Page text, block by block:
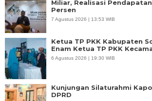
Miliar, Realisasi
Persen
7 Agustus 2026 | 13:53 WIB
Ketua TP PKK Kabupaten
Enam Ketua TP PKK
6 Agustus 2026 | 19:30 WIB
Kunjungan Silaturahmi
DPRD